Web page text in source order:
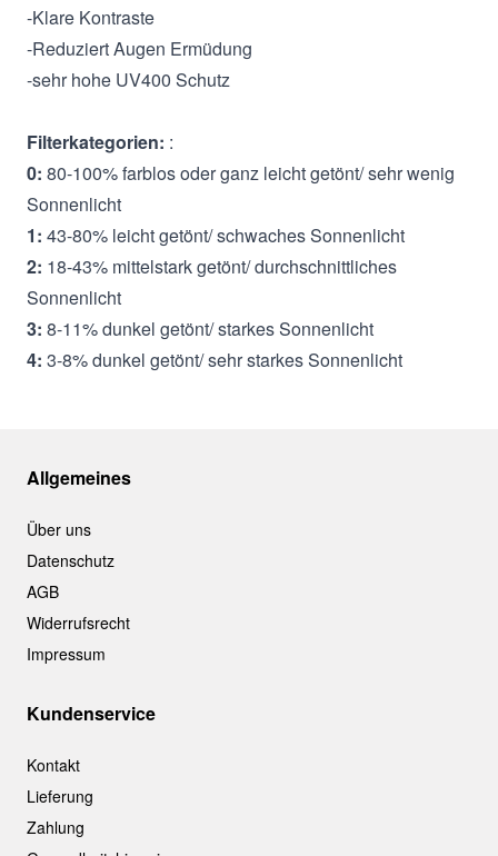
-Klare Kontraste
-Reduziert Augen Ermüdung
-sehr hohe UV400 Schutz
Filterkategorien: :
0: 80-100% farblos oder ganz leicht getönt/ sehr wenig
Sonnenlicht
1: 43-80% leicht getönt/ schwaches Sonnenlicht
2: 18-43% mittelstark getönt/ durchschnittliches
Sonnenlicht
3: 8-11% dunkel getönt/ starkes Sonnenlicht
4: 3-8% dunkel getönt/ sehr starkes Sonnenlicht
Allgemeines
Über uns
Datenschutz
AGB
Widerrufsrecht
Impressum
Kundenservice
Kontakt
Lieferung
Zahlung